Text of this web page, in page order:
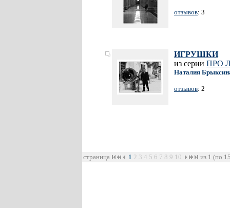
отзывов: 3
ИГРУШКИ
из серии ПРО
Наталия
отзывов: 2
страница 1 2 3 4 5 6 7 8 9 10 из 1 (по